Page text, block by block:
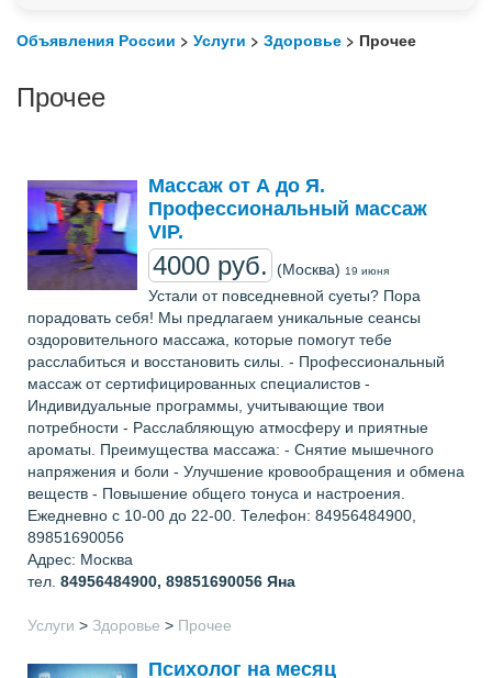
Объявления России > Услуги > Здоровье > Прочее
Прочее
Массаж от А до Я.
Профессиональный массаж
VIP.
4000 руб. (Москва) 19 июня
Устали от повседневной суеты? Пора
порадовать себя! Мы предлагаем уникальные сеансы
оздоровительного массажа, которые помогут тебе
расслабиться и восстановить силы. - Профессиональный
массаж от сертифицированных специалистов -
Индивидуальные программы, учитывающие твои
потребности - Расслабляющую атмосферу и приятные
ароматы. Преимущества массажа: - Снятие мышечного
напряжения и боли - Улучшение кровообращения и обмена
веществ - Повышение общего тонуса и настроения.
Ежедневно с 10-00 до 22-00. Телефон: 84956484900,
89851690056
Адрес: Москва
тел. 84956484900, 89851690056 Яна
Услуги > Здоровье > Прочее
Психолог на месяц